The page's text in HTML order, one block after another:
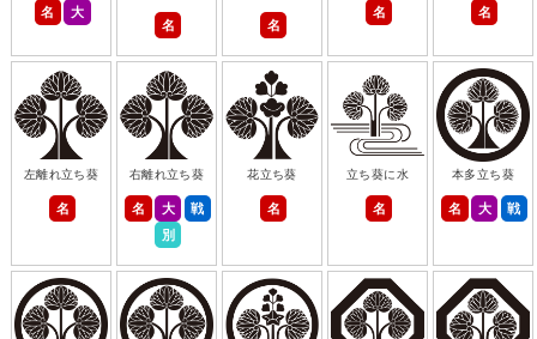
名 大
名 名
名 名
左離れ立ち葵
名
右離れ立ち葵
名 大
戦
別
花立ち葵
名
立ち葵に水
名
本多立ち葵
名 大 戦